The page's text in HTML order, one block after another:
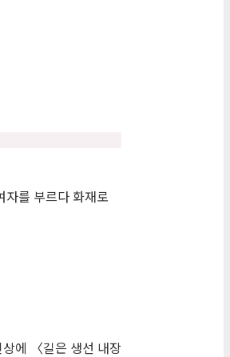
자를 부르다 화재로
에 〈길은 생선 내장